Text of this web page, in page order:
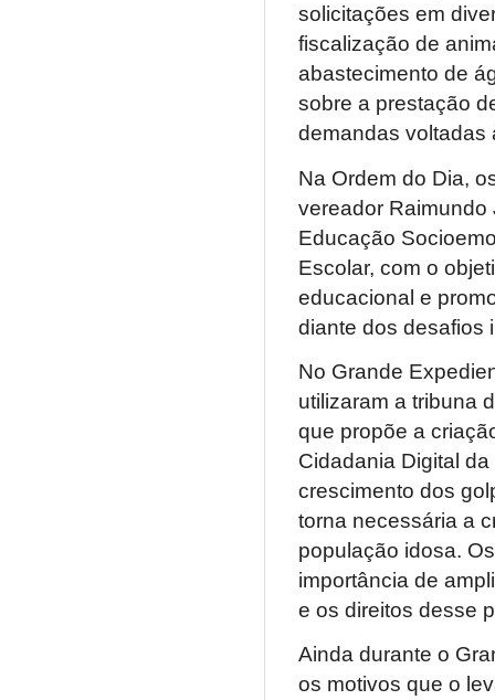
solicitações em
fiscalização de
abastecimento de
sobre a prestação
demandas voltadas
Na Ordem do Dia,
vereador Raimundo
Educação
Escolar, com o
educacional e
diante dos desafios
No Grande
utilizaram a tribuna
que propõe a
Cidadania Digital
crescimento dos
torna necessária a
população idosa.
importância de
e os direitos desse
Ainda durante o
os motivos que o